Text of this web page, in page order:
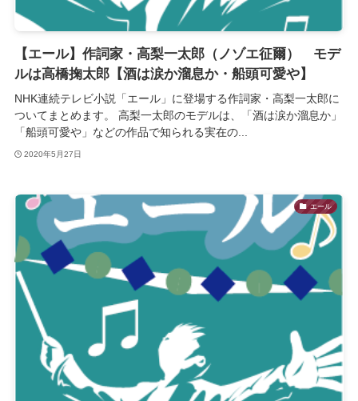
【エール】作詞家・高梨一太郎（ノゾエ征爾） モデ
ルは高橋掬太郎【酒は涙か溜息か・船頭可愛や】
NHK連続テレビ小説「エール」に登場する作詞家・高梨一太郎に
ついてまとめます。 高梨一太郎のモデルは、「酒は涙か溜息か」
「船頭可愛や」などの作品で知られる実在の...
2020年5月27日
エール